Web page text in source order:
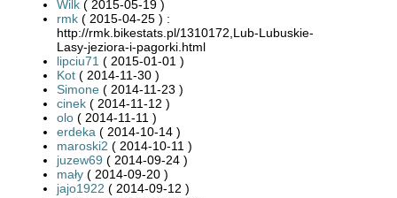
Wilk ( 2015-05-19 )
rmk ( 2015-04-25 ) :
http://rmk.bikestats.pl/1310172,Lub-Lubuskie-
Lasy-jeziora-i-pagorki.html
lipciu71 ( 2015-01-01 )
Kot ( 2014-11-30 )
Simone ( 2014-11-23 )
cinek ( 2014-11-12 )
olo ( 2014-11-11 )
erdeka ( 2014-10-14 )
maroski2 ( 2014-10-11 )
juzew69 ( 2014-09-24 )
mały ( 2014-09-20 )
jajo1922 ( 2014-09-12 )